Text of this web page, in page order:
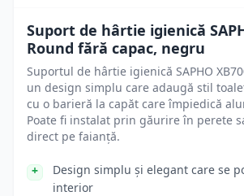
Suport de hârtie igienică
Round fără capac, negru
Suportul de hârtie igienică SAPHO
un design simplu care adaugă stil
cu o barieră la capăt care împiedică
Poate fi instalat prin găurire în perete
direct pe faianță.
Design simplu și elegant care se
interior